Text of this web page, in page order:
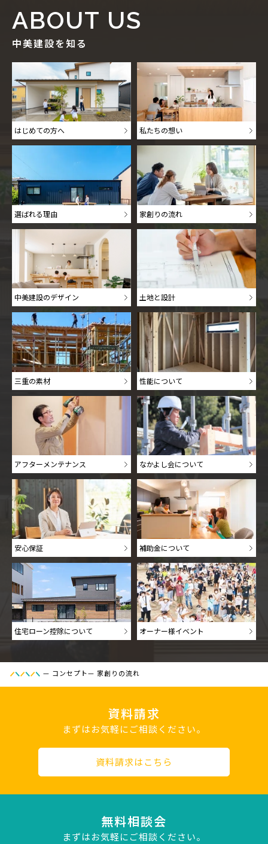
ABOUT US
中美建設を知る
はじめての方へ 私たちの想い
選ばれる理由 家創りの流れ
中美建設のデザイン 土地と設計
三重の素材 性能について
アフターメンテナンス なかよし会について
安心保証 補助金について
住宅ローン控除について オーナー様イベント
— コンセプト— 家創りの流れ
資料請求
まずはお気軽にご相談ください。
資料請求はこちら
無料相談会
まずはお気軽にご相談ください。